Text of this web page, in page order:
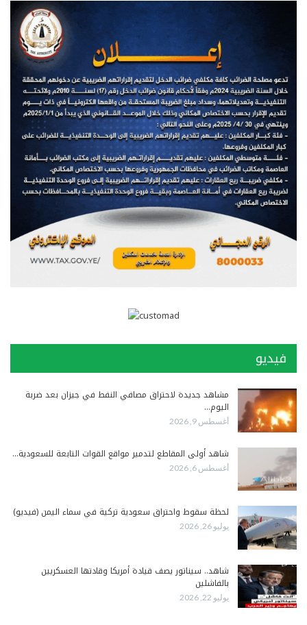
فيديو
مشاهد جديدة لاحتراق مصافي النفط في جيزان بعد ضربة
اليوم…
أغسطس 9, 2026
شاهد أولى المقاطع لتدمير مواقع القوات التابعة للسعودية…
أغسطس 6, 2026
لحظة سقوط واحتراق سعودية تركية في سماء اليمن (فيديو)
يوليو 26, 2026
شاهد.. سيناتور يصف قيادة أمريكا وقادتها العسكريين
بالفاشلين
يوليو 22, 2026